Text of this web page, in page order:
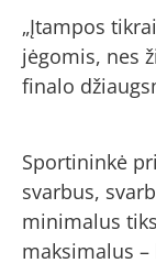
„Įtampos
jėgomis, nes
finalo
Sportininkė
svarbus,
minimalus
maksimalus –